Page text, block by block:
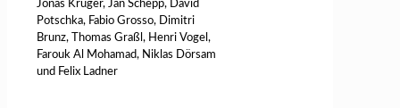
Jonas Krüger, Jan Schepp, David
Potschka, Fabio Grosso, Dimitri
Brunz, Thomas Graßl, Henri Vogel,
Farouk Al Mohamad, Niklas Dörsam
und Felix Ladner